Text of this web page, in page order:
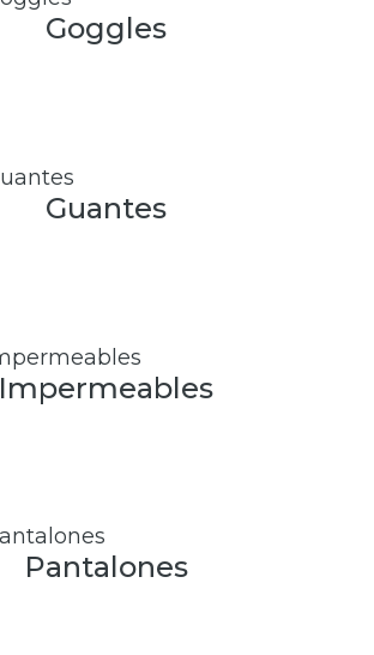
Goggles
Guantes
Impermeables
Pantalones